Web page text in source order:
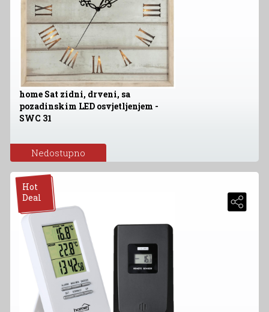
home Sat zidni, drveni, sa
pozadinskim LED osvjetljenjem -
SWC 31
Nedostupno
Hot
Deal